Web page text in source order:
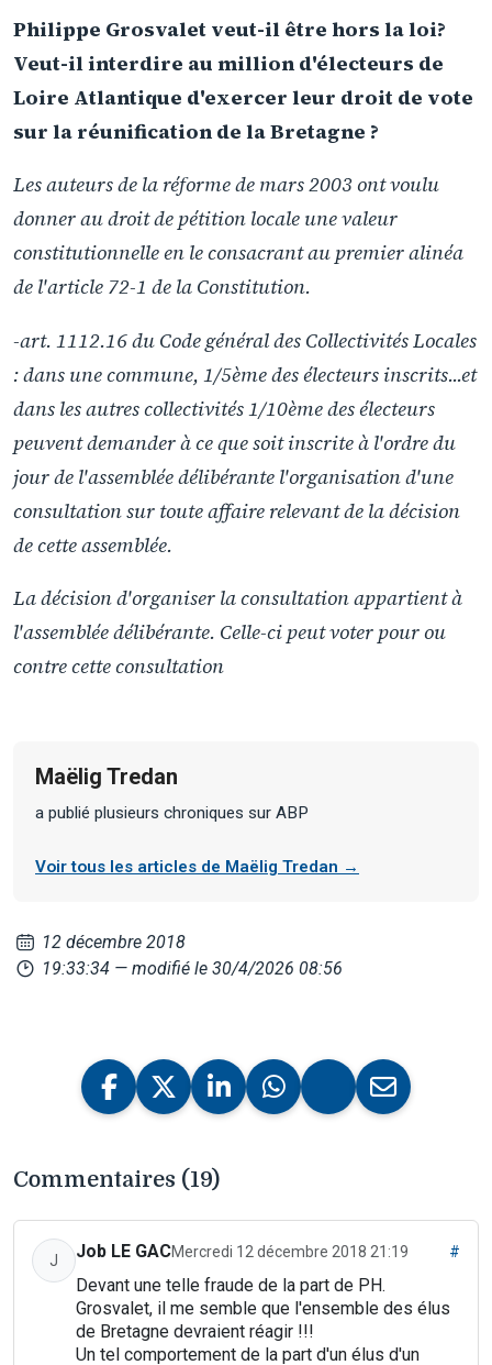
Philippe Grosvalet veut-il être hors la loi?
Veut-il interdire au million d'électeurs de
Loire Atlantique d'exercer leur droit de vote
sur la réunification de la Bretagne ?
Les auteurs de la réforme de mars 2003 ont voulu
donner au droit de pétition locale une valeur
constitutionnelle en le consacrant au premier alinéa
de l'article 72-1 de la Constitution.
-art. 1112.16 du Code général des Collectivités Locales
: dans une commune, 1/5ème des électeurs inscrits...et
dans les autres collectivités 1/10ème des électeurs
peuvent demander à ce que soit inscrite à l'ordre du
jour de l'assemblée délibérante l'organisation d'une
consultation sur toute affaire relevant de la décision
de cette assemblée.
La décision d'organiser la consultation appartient à
l'assemblée délibérante. Celle-ci peut voter pour ou
contre cette consultation
Maëlig Tredan
a publié plusieurs chroniques sur ABP
Voir tous les articles de Maëlig Tredan →
12 décembre 2018
19:33:34 — modifié le 30/4/2026 08:56
Commentaires (19)
J Job LE GACMercredi 12 décembre 2018 21:19 #
Devant une telle fraude de la part de PH.
Grosvalet, il me semble que l'ensemble des élus
de Bretagne devraient réagir !!!
Un tel comportement de la part d'un élus d'un